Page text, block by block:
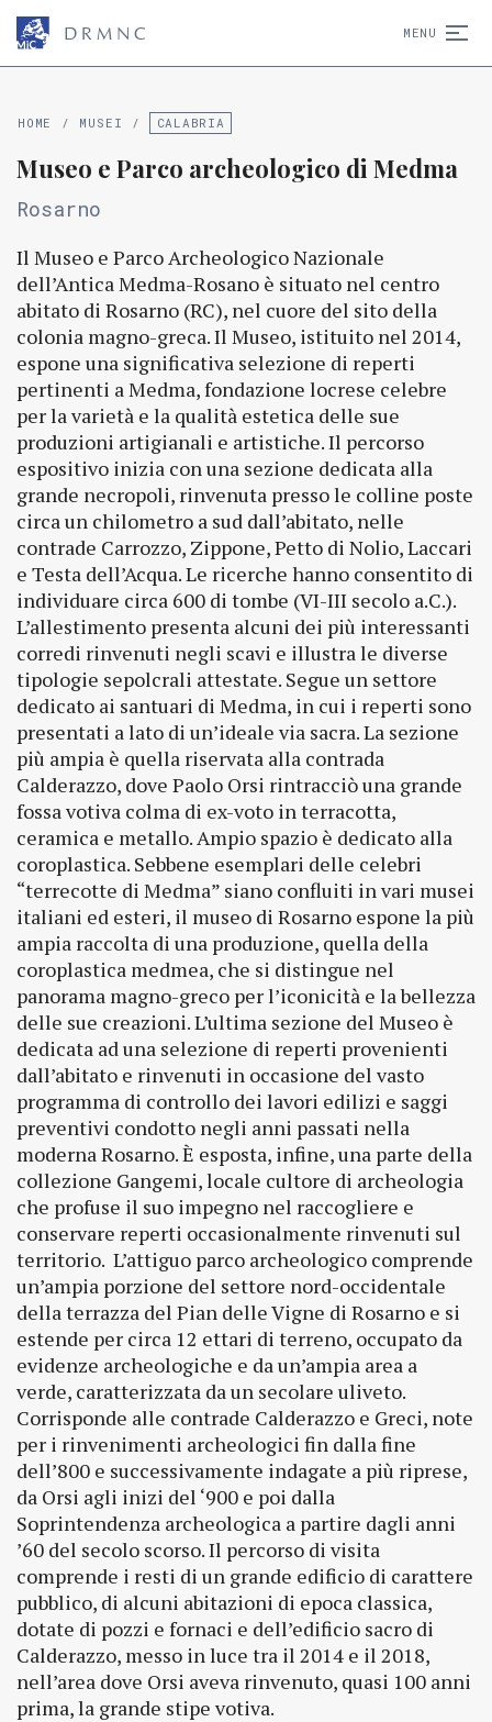
D R M N C MENU
HOME / MUSEI / CALABRIA
Museo e Parco archeologico di Medma
Rosarno
Il Museo e Parco Archeologico Nazionale
dell’Antica Medma-Rosano è situato nel centro
abitato di Rosarno (RC), nel cuore del sito della
colonia magno-greca. Il Museo, istituito nel 2014,
espone una significativa selezione di reperti
pertinenti a Medma, fondazione locrese celebre
per la varietà e la qualità estetica delle sue
produzioni artigianali e artistiche. Il percorso
espositivo inizia con una sezione dedicata alla
grande necropoli, rinvenuta presso le colline poste
circa un chilometro a sud dall’abitato, nelle
contrade Carrozzo, Zippone, Petto di Nolio, Laccari
e Testa dell’Acqua. Le ricerche hanno consentito di
individuare circa 600 di tombe (VI-III secolo a.C.).
L’allestimento presenta alcuni dei più interessanti
corredi rinvenuti negli scavi e illustra le diverse
tipologie sepolcrali attestate. Segue un settore
dedicato ai santuari di Medma, in cui i reperti sono
presentati a lato di un’ideale via sacra. La sezione
più ampia è quella riservata alla contrada
Calderazzo, dove Paolo Orsi rintracciò una grande
fossa votiva colma di ex-voto in terracotta,
ceramica e metallo. Ampio spazio è dedicato alla
coroplastica. Sebbene esemplari delle celebri
“terrecotte di Medma” siano confluiti in vari musei
italiani ed esteri, il museo di Rosarno espone la più
ampia raccolta di una produzione, quella della
coroplastica medmea, che si distingue nel
panorama magno-greco per l’iconicità e la bellezza
delle sue creazioni. L’ultima sezione del Museo è
dedicata ad una selezione di reperti provenienti
dall’abitato e rinvenuti in occasione del vasto
programma di controllo dei lavori edilizi e saggi
preventivi condotto negli anni passati nella
moderna Rosarno. È esposta, infine, una parte della
collezione Gangemi, locale cultore di archeologia
che profuse il suo impegno nel raccogliere e
conservare reperti occasionalmente rinvenuti sul
territorio. L’attiguo parco archeologico comprende
un’ampia porzione del settore nord-occidentale
della terrazza del Pian delle Vigne di Rosarno e si
estende per circa 12 ettari di terreno, occupato da
evidenze archeologiche e da un’ampia area a
verde, caratterizzata da un secolare uliveto.
Corrisponde alle contrade Calderazzo e Greci, note
per i rinvenimenti archeologici fin dalla fine
dell’800 e successivamente indagate a più riprese,
da Orsi agli inizi del ‘900 e poi dalla
Soprintendenza archeologica a partire dagli anni
’60 del secolo scorso. Il percorso di visita
comprende i resti di un grande edificio di carattere
pubblico, di alcuni abitazioni di epoca classica,
dotate di pozzi e fornaci e dell’edificio sacro di
Calderazzo, messo in luce tra il 2014 e il 2018,
nell’area dove Orsi aveva rinvenuto, quasi 100 anni
prima, la grande stipe votiva.